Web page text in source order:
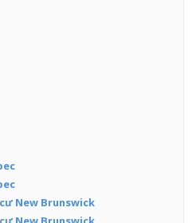
New Brunswick